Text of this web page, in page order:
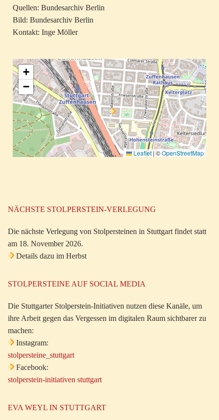
Quellen: Bundesarchiv Berlin
Bild: Bundesarchiv Berlin
Kontakt: Inge Möller
+
−
Leaflet | ©OpenStreetMap
NÄCHSTE STOLPERSTEIN-VERLEGUNG
Die nächste Verlegung von Stolpersteinen in Stuttgart findet statt
am 18. November 2026.
Details dazu im Herbst
STOLPERSTEINE AUF SOCIAL MEDIA
Die Stuttgarter Stolperstein-Initiativen nutzen diese Kanäle, um
ihre Arbeit gegen das Vergessen im digitalen Raum sichtbarer zu
machen:
Instagram:
stolpersteine_stuttgart
Facebook:
stolperstein-initiativen stuttgart
EVA WEYL IN STUTTGART